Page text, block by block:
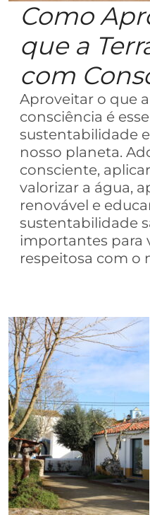
Como
que a
com
Aproveitar o que
consciência é
sustentabilidade
nosso planeta.
consciente,
valorizar a água,
renovável e
sustentabilidade
importantes para
respeitosa com o